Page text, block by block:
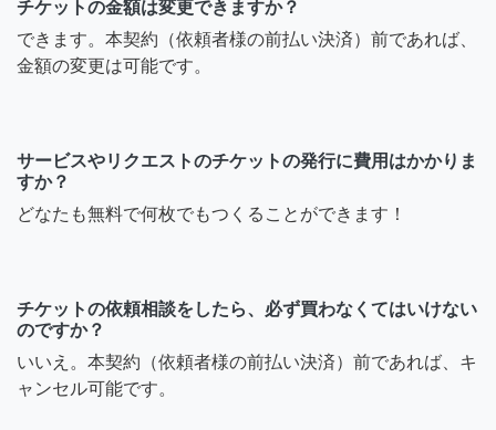
チケットの金額は変更できますか？
できます。本契約（依頼者様の前払い決済）前であれば、
金額の変更は可能です。
サービスやリクエストのチケットの発行に費用はかかりま
すか？
どなたも無料で何枚でもつくることができます！
チケットの依頼相談をしたら、必ず買わなくてはいけない
のですか？
いいえ。本契約（依頼者様の前払い決済）前であれば、キ
ャンセル可能です。